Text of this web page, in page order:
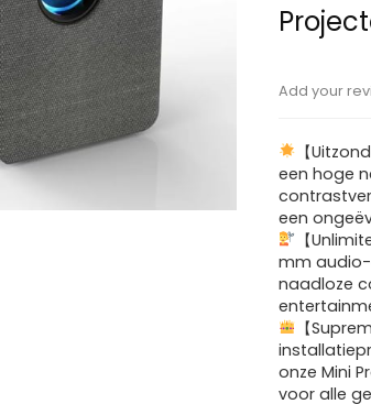
Add your
【
een hoge
een
【
mm audio-
naadloze
【
onze Mini
voor alle